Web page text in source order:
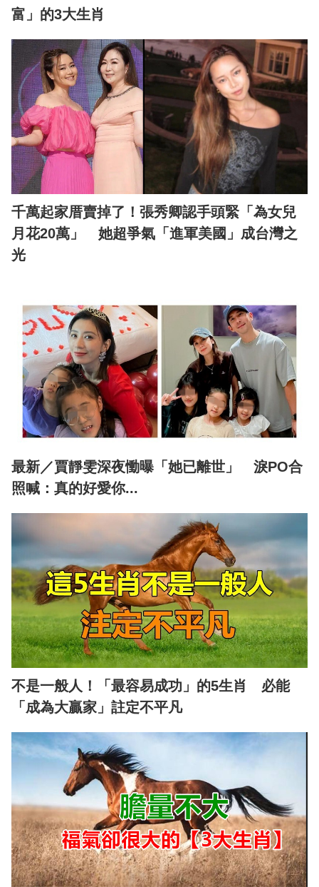
富」的3大生肖
千萬起家厝賣掉了！張秀卿認手頭緊「為女兒
月花20萬」 她超爭氣「進軍美國」成台灣之
光
最新／賈靜雯深夜慟曝「她已離世」 淚PO合
照喊：真的好愛你...
不是一般人！「最容易成功」的5生肖 必能
「成為大贏家」註定不平凡